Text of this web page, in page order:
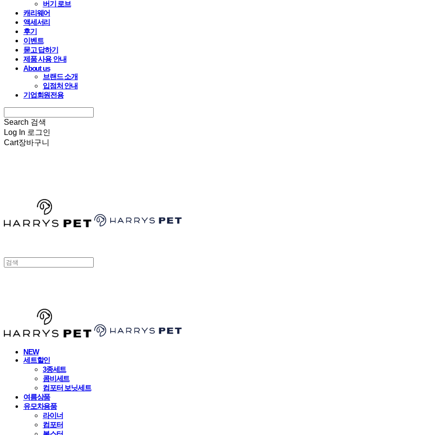
버기 로브
캐리웨어
액세서리
후기
이벤트
묻고 답하기
제품 사용 안내
About us
브랜드 소개
입점처 안내
기업회원전용
Search 검색
Log In 로그인
Cart장바구니
NEW
세트할인
3종세트
콤비세트
컴포터 보닛세트
여름상품
유모차용품
라이너
컴포터